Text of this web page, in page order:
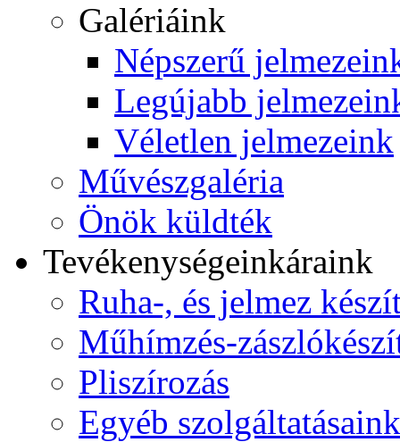
Galériáink
Népszerű
Legújabb
Véletlen jelmezeink
Művészgaléria
Önök küldték
Tevékenységeinkáraink
Ruha-, és jelmez
Műhímzés-
Pliszírozás
Egyéb szolgáltatásaink